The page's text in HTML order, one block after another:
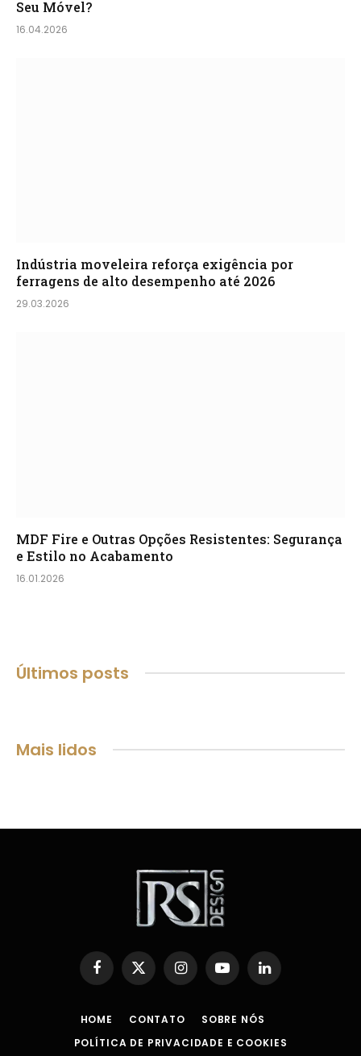
Seu Móvel?
16.04.2026
Indústria moveleira reforça exigência por
ferragens de alto desempenho até 2026
29.03.2026
MDF Fire e Outras Opções Resistentes: Segurança
e Estilo no Acabamento
16.01.2026
Últimos posts
Mais lidos
Facebook
X
(Twitter)
InstagramYouTubeLinkedIn
HOME CONTATO
SOBRE NÓS
POLÍTICA DE PRIVACIDADE E COOKIES